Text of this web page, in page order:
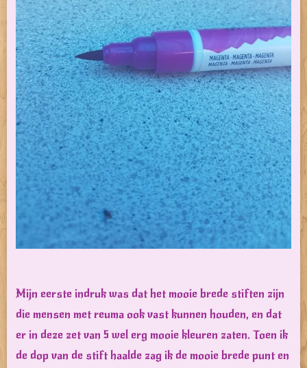
Mijn eerste indruk was dat het mooie brede stiften zijn
die mensen met reuma ook vast kunnen houden, en dat
er in deze zet van 5 wel erg mooie kleuren zaten. Toen ik
de dop van de stift haalde zag ik de mooie brede punt en